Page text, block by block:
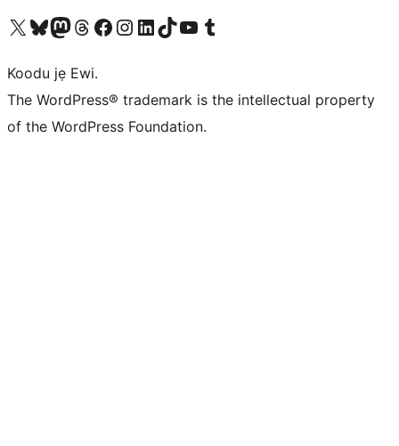
Ṣabẹwo sí àkàùntù X (Twitter tẹ́lẹ̀) waBẹwo akanti Bluesky waLọ sí àkáǹtì Mastodon waBẹwo akanti Threads waṢabẹwo si Facebook waVisit our Instagram account
Visit our LinkedIn account
Bẹwo akanti TikTok waVisit our YouTube channel
Bẹwo akanti Tumblr wa
Koodu jẹ Ewi.
The WordPress® trademark is the intellectual property
of the WordPress Foundation.